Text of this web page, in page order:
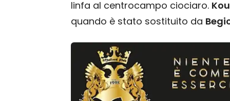
linfa al centrocampo ciociaro.
quando è stato sostituito da